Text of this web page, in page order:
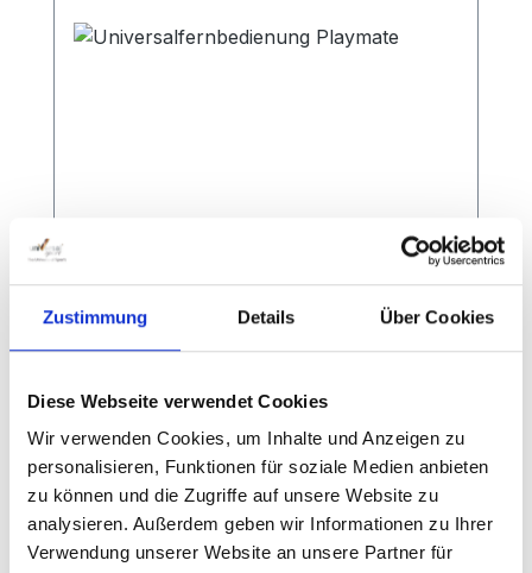
Zustimmung Details Über Cookies
Diese Webseite verwendet Cookies
Wir verwenden Cookies, um Inhalte und Anzeigen zu
personalisieren, Funktionen für soziale Medien anbieten
zu können und die Zugriffe auf unsere Website zu
analysieren. Außerdem geben wir Informationen zu Ihrer
Verwendung unserer Website an unsere Partner für
Universalfernbedienung Playmate
Fernbedienung passend zu bestimmten
Playmate Ballwurfmaschinen. Zögern Sie
nicht und kontaktieren Sie unseren
Kundensupport.